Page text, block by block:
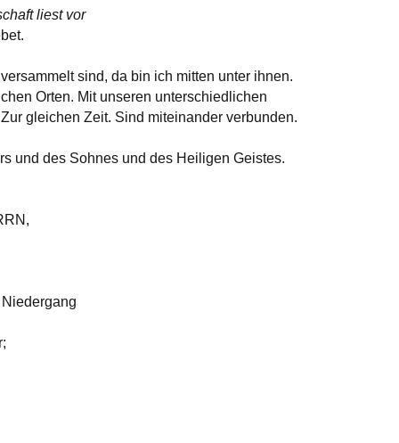
liest vor
sind, da bin ich mitten unter ihnen.
Orten. Mit unseren unterschiedlichen
gleichen Zeit. Sind miteinander verbunden.
und des Sohnes und des Heiligen Geistes.